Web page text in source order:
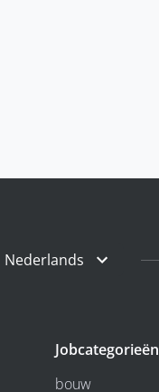
Nederlands
Jobcategorieën
bouw